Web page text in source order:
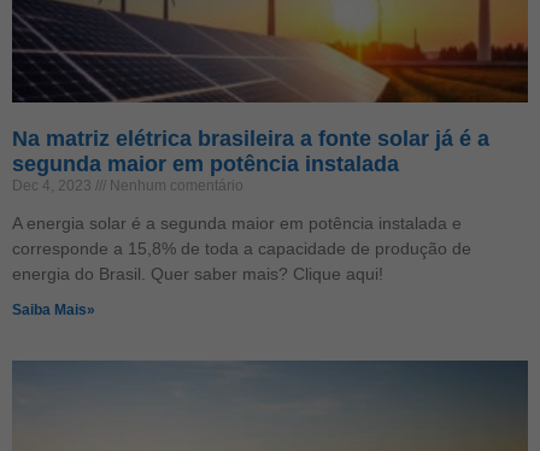
Na matriz elétrica brasileira a fonte solar já é a
segunda maior em potência instalada
Dec 4, 2023 Nenhum comentário
A energia solar é a segunda maior em potência instalada e
corresponde a 15,8% de toda a capacidade de produção de
energia do Brasil. Quer saber mais? Clique aqui!
Saiba Mais»